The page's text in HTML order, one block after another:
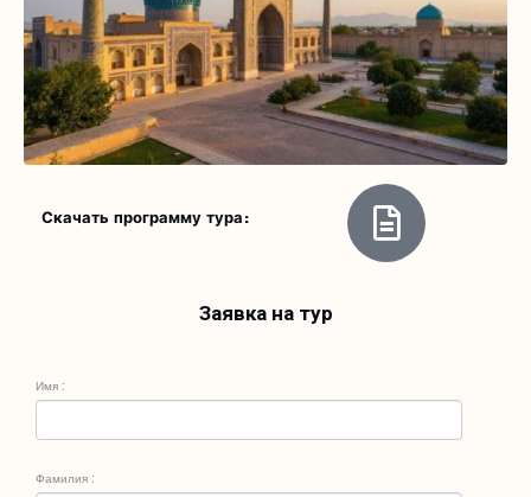
Скачать программу тура:
Заявка на тур